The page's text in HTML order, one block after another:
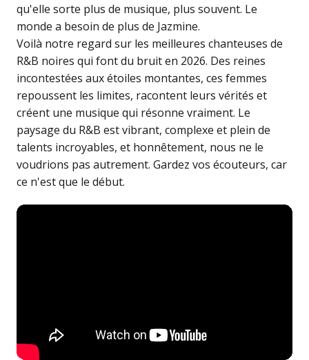
qu'elle sorte plus de musique, plus souvent. Le
monde a besoin de plus de Jazmine.
Voilà notre regard sur les meilleures chanteuses de
R&B noires qui font du bruit en 2026. Des reines
incontestées aux étoiles montantes, ces femmes
repoussent les limites, racontent leurs vérités et
créent une musique qui résonne vraiment. Le
paysage du R&B est vibrant, complexe et plein de
talents incroyables, et honnêtement, nous ne le
voudrions pas autrement. Gardez vos écouteurs, car
ce n'est que le début.